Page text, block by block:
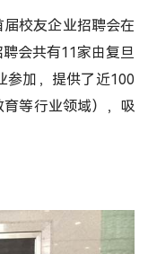
校友企业招聘会在
会共有11家由复旦
参加，提供了近100
等行业领域），吸